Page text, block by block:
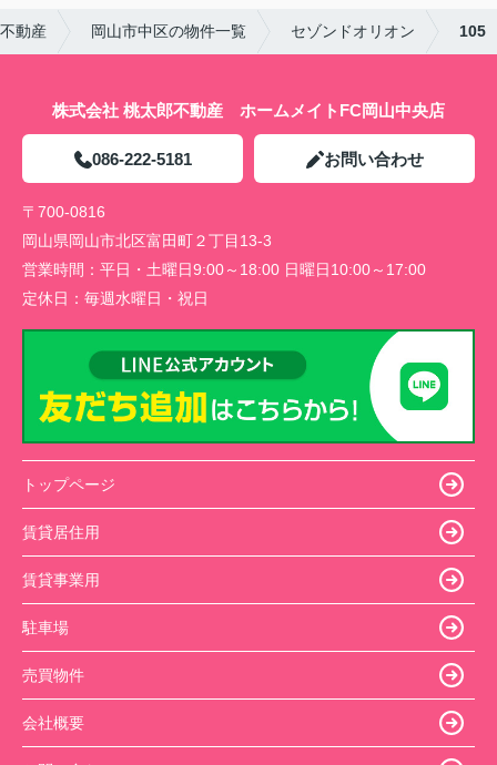
動産 岡山市中区の物件一覧 セゾンドオリオン 105
株式会社 桃太郎不動産 ホームメイトFC岡山中央店
086-222-5181 お問い合わせ
〒700-0816
岡山県岡山市北区富田町２丁目13-3
営業時間： 平日・土曜日9:00～18:00 日曜日10:00～17:00
定休日： 毎週水曜日・祝日
トップページ
賃貸居住用
賃貸事業用
駐車場
売買物件
会社概要